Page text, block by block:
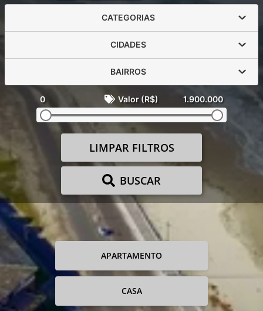
CATEGORIAS
CIDADES
BAIRROS
0 Valor (R$) 1.900.000
LIMPAR FILTROS
BUSCAR
APARTAMENTO
CASA